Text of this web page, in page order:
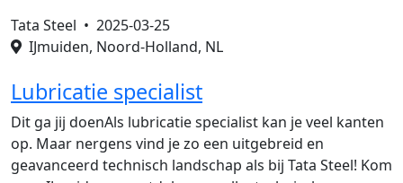
Tata Steel • 2025-03-25
IJmuiden, Noord-Holland, NL
Lubricatie specialist
Dit ga jij doenAls lubricatie specialist kan je veel kanten
op. Maar nergens vind je zo een uitgebreid en
geavanceerd technisch landschap als bij Tata Steel! Kom